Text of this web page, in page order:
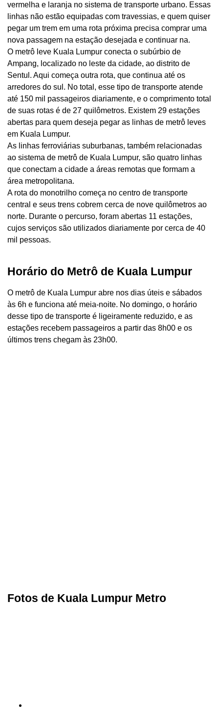
vermelha e laranja no sistema de transporte urbano. Essas
linhas não estão equipadas com travessias, e quem quiser
pegar um trem em uma rota próxima precisa comprar uma
nova passagem na estação desejada e continuar na.
O metrô leve Kuala Lumpur conecta o subúrbio de
Ampang, localizado no leste da cidade, ao distrito de
Sentul. Aqui começa outra rota, que continua até os
arredores do sul. No total, esse tipo de transporte atende
até 150 mil passageiros diariamente, e o comprimento total
de suas rotas é de 27 quilômetros. Existem 29 estações
abertas para quem deseja pegar as linhas de metrô leves
em Kuala Lumpur.
As linhas ferroviárias suburbanas, também relacionadas
ao sistema de metrô de Kuala Lumpur, são quatro linhas
que conectam a cidade a áreas remotas que formam a
área metropolitana.
A rota do monotrilho começa no centro de transporte
central e seus trens cobrem cerca de nove quilômetros ao
norte. Durante o percurso, foram abertas 11 estações,
cujos serviços são utilizados diariamente por cerca de 40
mil pessoas.
Horário do Metrô de Kuala Lumpur
O metrô de Kuala Lumpur abre nos dias úteis e sábados
às 6h e funciona até meia-noite. No domingo, o horário
desse tipo de transporte é ligeiramente reduzido, e as
estações recebem passageiros a partir das 8h00 e os
últimos trens chegam às 23h00.
Fotos de Kuala Lumpur Metro